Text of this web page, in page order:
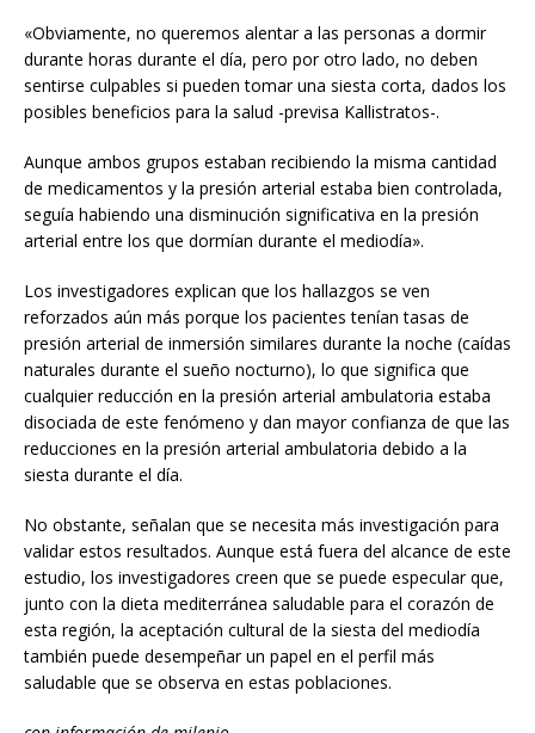
«Obviamente, no queremos alentar a las personas a dormir
durante horas durante el día, pero por otro lado, no deben
sentirse culpables si pueden tomar una siesta corta, dados los
posibles beneficios para la salud -previsa Kallistratos-.
Aunque ambos grupos estaban recibiendo la misma cantidad
de medicamentos y la presión arterial estaba bien controlada,
seguía habiendo una disminución significativa en la presión
arterial entre los que dormían durante el mediodía».
Los investigadores explican que los hallazgos se ven
reforzados aún más porque los pacientes tenían tasas de
presión arterial de inmersión similares durante la noche (caídas
naturales durante el sueño nocturno), lo que significa que
cualquier reducción en la presión arterial ambulatoria estaba
disociada de este fenómeno y dan mayor confianza de que las
reducciones en la presión arterial ambulatoria debido a la
siesta durante el día.
No obstante, señalan que se necesita más investigación para
validar estos resultados. Aunque está fuera del alcance de este
estudio, los investigadores creen que se puede especular que,
junto con la dieta mediterránea saludable para el corazón de
esta región, la aceptación cultural de la siesta del mediodía
también puede desempeñar un papel en el perfil más
saludable que se observa en estas poblaciones.